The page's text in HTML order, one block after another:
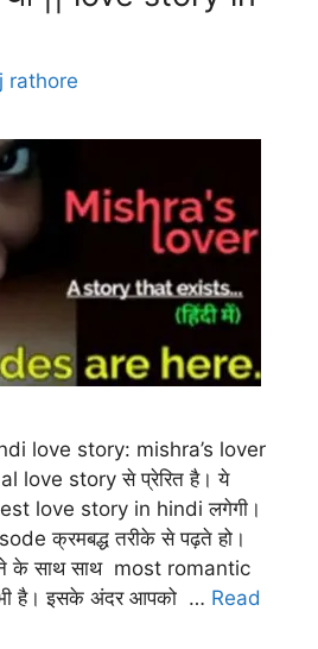
rathore
love story: mishra’s lover
love story से प्रेरित है। ये
love story in hindi लगेगी।
क्रमबद्ध तरीके से पढ़ते हो।
के साथ साथ most romantic
है। इसके अंदर आपको … Read